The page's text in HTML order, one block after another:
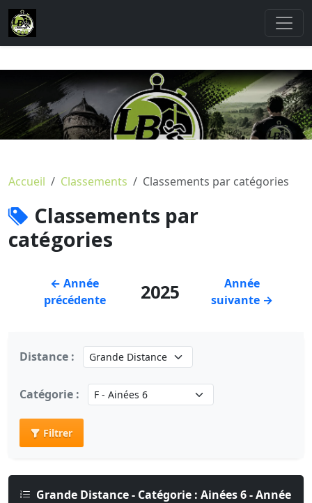
Accueil Classements Classements par catégories
Classements par
catégories
← Année
précédente
2025
Année
suivante →
Distance :
Catégorie :
Filtrer
Grande Distance - Catégorie : Ainées 6 - Année